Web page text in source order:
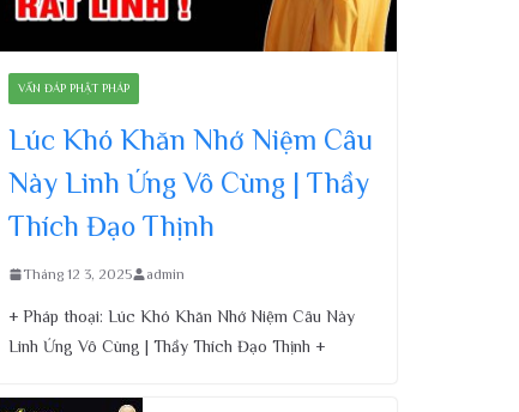
VẤN ĐÁP PHẬT PHÁP
Lúc Khó Khăn Nhớ Niệm Câu
Này Linh Ứng Vô Cùng | Thầy
Thích Đạo Thịnh
Tháng 12 3, 2025 admin
+ Pháp thoại: Lúc Khó Khăn Nhớ Niệm Câu Này
Linh Ứng Vô Cùng | Thầy Thích Đạo Thịnh +